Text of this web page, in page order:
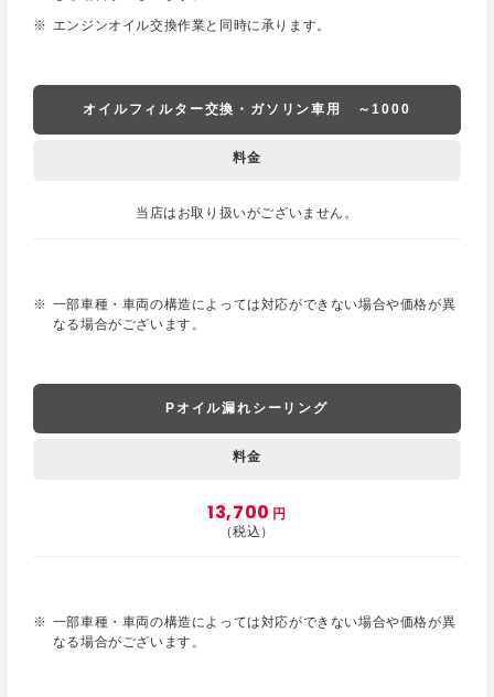
エンジンオイル交換作業と同時に承ります。
オイルフィルター交換・ガソリン車用 ～1000
料金
当店はお取り扱いがございません。
一部車種・車両の構造によっては対応ができない場合や価格が異
なる場合がございます。
Pオイル漏れシーリング
料金
13,700 円
（税込）
一部車種・車両の構造によっては対応ができない場合や価格が異
なる場合がございます。